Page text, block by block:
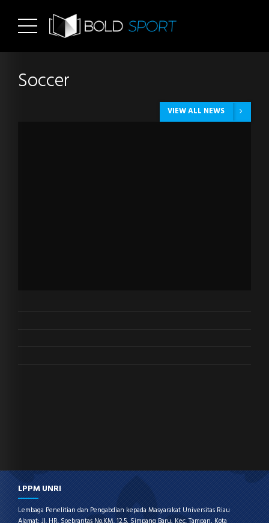
Soccer
VIEW ALL NEWS
LPPM UNRI
Lembaga Penelitian dan Pengabdian kepada Masyarakat Universitas Riau